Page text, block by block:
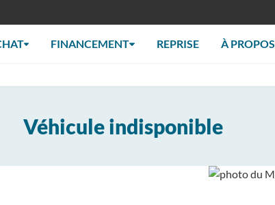
FINANCEMENT REPRISE À PROPOS
Véhicule indisponible